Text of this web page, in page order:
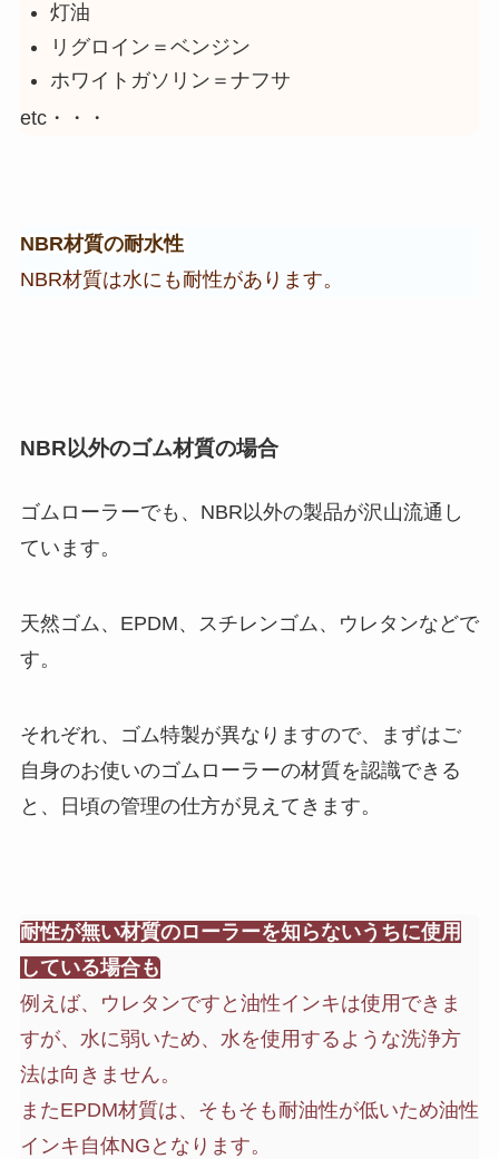
灯油
リグロイン＝ベンジン
ホワイトガソリン＝ナフサ
etc・・・
NBR材質の耐水性
NBR材質は水にも耐性があります。
NBR以外のゴム材質の場合
ゴムローラーでも、NBR以外の製品が沢山流通し
ています。
天然ゴム、EPDM、スチレンゴム、ウレタンなどで
す。
それぞれ、ゴム特製が異なりますので、まずはご
自身のお使いのゴムローラーの材質を認識できる
と、日頃の管理の仕方が見えてきます。
耐性が無い材質のローラーを知らないうちに使用
している場合も
例えば、ウレタンですと油性インキは使用できま
すが、水に弱いため、水を使用するような洗浄方
法は向きません。
またEPDM材質は、そもそも耐油性が低いため油性
インキ自体NGとなります。